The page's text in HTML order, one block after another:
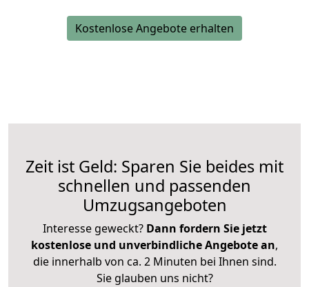
Kostenlose Angebote erhalten
Zeit ist Geld: Sparen Sie beides mit
schnellen und passenden
Umzugsangeboten
Interesse geweckt? Dann fordern Sie jetzt
kostenlose und unverbindliche Angebote an,
die innerhalb von ca. 2 Minuten bei Ihnen sind.
Sie glauben uns nicht?